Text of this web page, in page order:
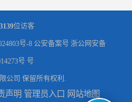
位访客
号-8 公安备案号 浙公网安备
号 号
公司 保留所有权利.
声明 管理员入口 网站地图